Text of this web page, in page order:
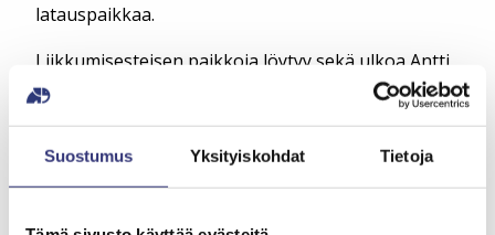
Suostumus Yksityiskohdat Tietoja
latauspaikkaa.
Liikkumisesteisen paikkoja löytyy sekä ulkoa Antti
Possin kujan puoleiselta pysäköintialueelta, että
Muistathan parkkikiekon!